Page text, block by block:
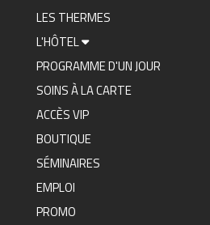
LES THERMES
L'HÔTEL
PROGRAMME D'UN JOUR
SOINS À LA CARTE
ACCÈS VIP
BOUTIQUE
SÉMINAIRES
EMPLOI
PROMO